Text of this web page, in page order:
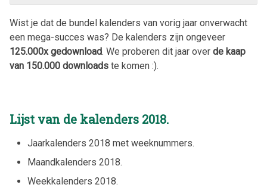
Wist je dat de bundel kalenders van vorig jaar onverwacht
een mega-succes was? De kalenders zijn ongeveer
125.000x gedownload. We proberen dit jaar over de kaap
van 150.000 downloads te komen :).
Lijst van de kalenders 2018.
Jaarkalenders 2018 met weeknummers.
Maandkalenders 2018.
Weekkalenders 2018.